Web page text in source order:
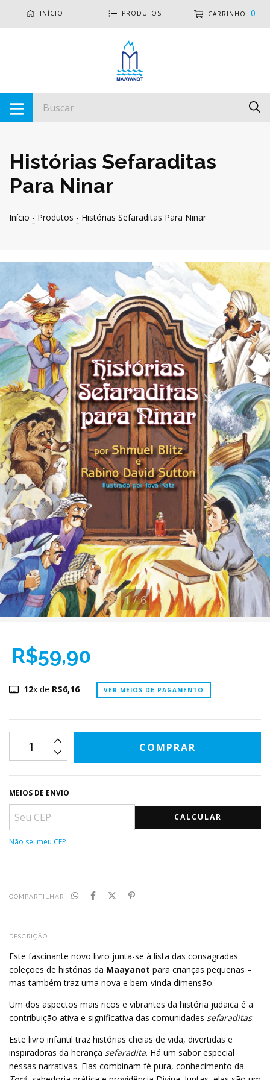
INÍCIO PRODUTOS CARRINHO 0
Histórias Sefaraditas
Para Ninar
Início - Produtos - Histórias Sefaraditas Para Ninar
1/6
R$59,90
12x de R$6,16 VER MEIOS DE PAGAMENTO
MEIOS DE ENVIO
CALCULAR
Não sei meu CEP
COMPARTILHAR
DESCRIÇÃO
Este fascinante novo livro junta-se à lista das consagradas
coleções de histórias da Maayanot para crianças pequenas –
mas também traz uma nova e bem-vinda dimensão.
Um dos aspectos mais ricos e vibrantes da história judaica é a
contribuição ativa e significativa das comunidades sefaraditas.
Este livro infantil traz histórias cheias de vida, divertidas e
inspiradoras da herança sefaradita. Há um sabor especial
nessas narrativas. Elas combinam fé pura, conhecimento da